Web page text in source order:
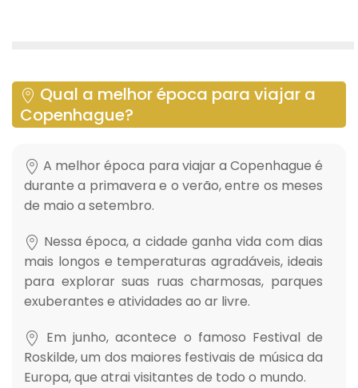
Qual a melhor época para viajar a
Copenhague?
A melhor época para viajar a Copenhague é
durante a primavera e o verão, entre os meses
de maio a setembro.
Nessa época, a cidade ganha vida com dias
mais longos e temperaturas agradáveis, ideais
para explorar suas ruas charmosas, parques
exuberantes e atividades ao ar livre.
Em junho, acontece o famoso Festival de
Roskilde, um dos maiores festivais de música da
Europa, que atrai visitantes de todo o mundo.